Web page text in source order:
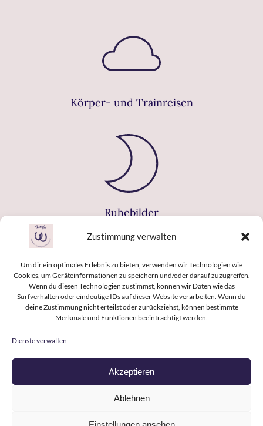
Zustimmung verwalten
Um dir ein optimales Erlebnis zu bieten, verwenden wir Technologien wie
Cookies, um Geräteinformationen zu speichern und/oder darauf zuzugreifen.
Wenn du diesen Technologien zustimmst, können wir Daten wie das
Surfverhalten oder eindeutige IDs auf dieser Website verarbeiten. Wenn du
deine Zustimmung nicht erteilst oder zurückziehst, können bestimmte
Merkmale und Funktionen beeinträchtigt werden.
Dienste verwalten
Akzeptieren
Ablehnen
Körper- und Trainreisen
Ruhebilder
Buche gerne eine Schnupperstunde um
auszuprobieren, welche Inhalte für dich
umsetzbar sind.
HIER ANFRAGEN
Datenschutz